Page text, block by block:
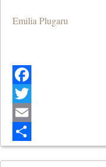
Emilia Plugaru
Facebook
Twitter
Email
Share